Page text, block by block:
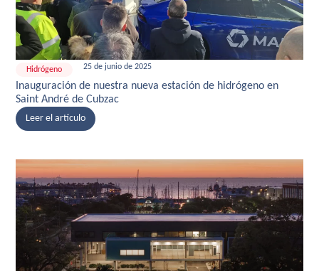
Hidrógeno 25 de junio de 2025
Inauguración de nuestra nueva estación de hidrógeno en
Saint André de Cubzac
Leer el artículo